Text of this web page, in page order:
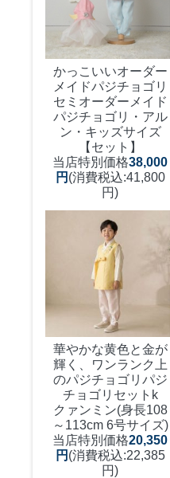
かっこいいオーダー
メイドパジチョゴリ
セミオーダーメイド
パジチョゴリ・アル
ン・キッズサイズ
【セット】
当店特別価格38,000
円 (消費税込:41,800
円)
華やかな黄色と金が
輝く、ワンランク上
のパジチョゴリ パジ
チョゴリセットk
クァンミン(身長108
～113cm 6号サイズ)
当店特別価格20,350
円 (消費税込:22,385
円)